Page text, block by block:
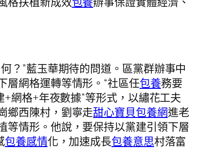
”藍玉華期待的問道。區黨群辦事中
層網格運轉等情形。“社區任包養務要
網格+年夜數據”等形式，以繡花工夫
鄉西陳村，劉寧走甜心寶貝包養網進老
等情形。他說，要保持以黨建引領下層
包養感情化，加速成長包養意思村落富